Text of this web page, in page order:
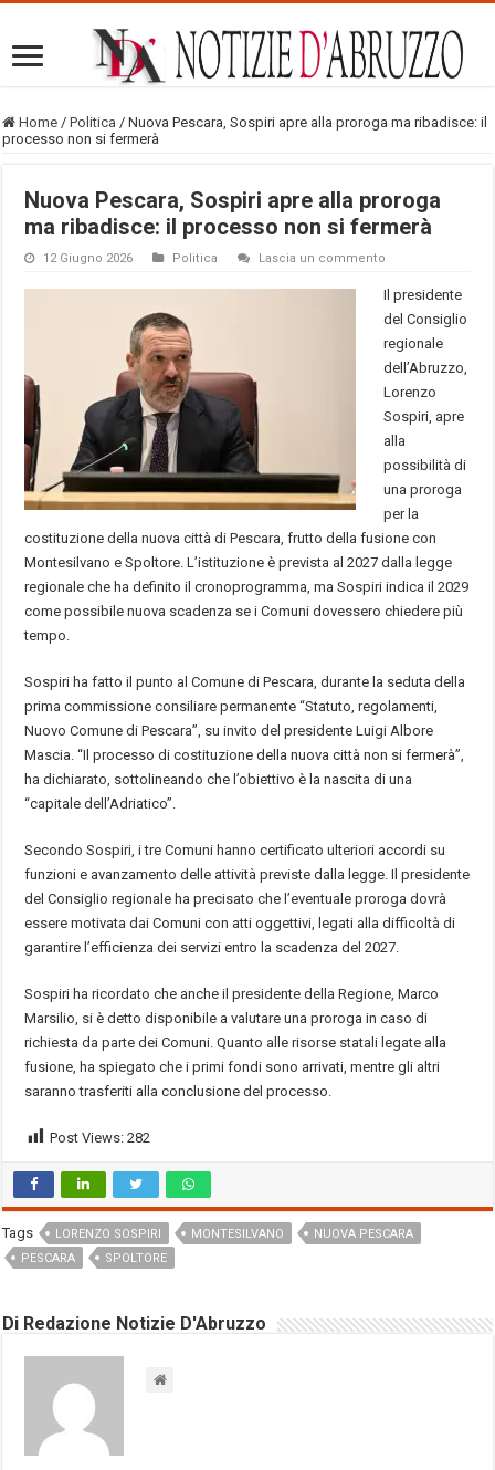
Home / Politica / Nuova Pescara, Sospiri apre alla proroga ma ribadisce: il
processo non si fermerà
Nuova Pescara, Sospiri apre alla proroga
ma ribadisce: il processo non si fermerà
12 Giugno 2026 Politica Lascia un commento
Il presidente
del Consiglio
regionale
dell’Abruzzo,
Lorenzo
Sospiri, apre
alla
possibilità di
una proroga
per la
costituzione della nuova città di Pescara, frutto della fusione con
Montesilvano e Spoltore. L’istituzione è prevista al 2027 dalla legge
regionale che ha definito il cronoprogramma, ma Sospiri indica il 2029
come possibile nuova scadenza se i Comuni dovessero chiedere più
tempo.
Sospiri ha fatto il punto al Comune di Pescara, durante la seduta della
prima commissione consiliare permanente “Statuto, regolamenti,
Nuovo Comune di Pescara”, su invito del presidente Luigi Albore
Mascia. “Il processo di costituzione della nuova città non si fermerà”,
ha dichiarato, sottolineando che l’obiettivo è la nascita di una
“capitale dell’Adriatico”.
Secondo Sospiri, i tre Comuni hanno certificato ulteriori accordi su
funzioni e avanzamento delle attività previste dalla legge. Il presidente
del Consiglio regionale ha precisato che l’eventuale proroga dovrà
essere motivata dai Comuni con atti oggettivi, legati alla difficoltà di
garantire l’efficienza dei servizi entro la scadenza del 2027.
Sospiri ha ricordato che anche il presidente della Regione, Marco
Marsilio, si è detto disponibile a valutare una proroga in caso di
richiesta da parte dei Comuni. Quanto alle risorse statali legate alla
fusione, ha spiegato che i primi fondi sono arrivati, mentre gli altri
saranno trasferiti alla conclusione del processo.
Post Views: 282
Tags LORENZO SOSPIRI MONTESILVANO
NUOVA PESCARA
PESCARA
SPOLTORE
Di Redazione Notizie D'Abruzzo